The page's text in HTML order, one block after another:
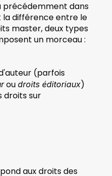
précédemment dans
différence entre le
master, deux types
un morceau :
(parfois
ou droits éditoriaux)
droits sur